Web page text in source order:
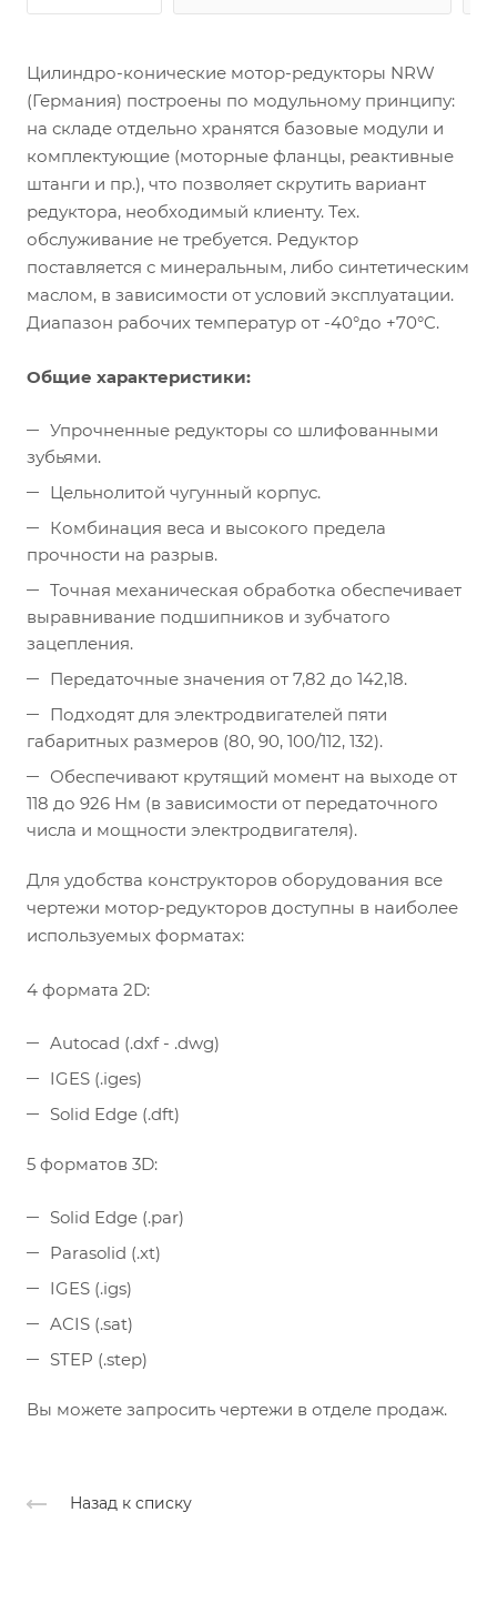
Цилиндро-конические мотор-редукторы NRW
(Германия) построены по модульному принципу:
на складе отдельно хранятся базовые модули и
комплектующие (моторные фланцы, реактивные
штанги и пр.), что позволяет скрутить вариант
редуктора, необходимый клиенту. Тех.
обслуживание не требуется. Редуктор
поставляется с минеральным, либо синтетическим
маслом, в зависимости от условий эксплуатации.
Диапазон рабочих температур от -40°до +70°C.
Общие характеристики:
Упрочненные редукторы со шлифованными
зубьями.
Цельнолитой чугунный корпус.
Комбинация веса и высокого предела
прочности на разрыв.
Точная механическая обработка обеспечивает
выравнивание подшипников и зубчатого
зацепления.
Передаточные значения от 7,82 до 142,18.
Подходят для электродвигателей пяти
габаритных размеров (80, 90, 100/112, 132).
Обеспечивают крутящий момент на выходе от
118 до 926 Нм (в зависимости от передаточного
числа и мощности электродвигателя).
Для удобства конструкторов оборудования все
чертежи мотор-редукторов доступны в наиболее
используемых форматах:
4 формата 2D:
Autocad (.dxf - .dwg)
IGES (.iges)
Solid Edge (.dft)
5 форматов 3D:
Solid Edge (.par)
Parasolid (.xt)
IGES (.igs)
ACIS (.sat)
STEP (.step)
Вы можете запросить чертежи в отделе продаж.
Назад к списку